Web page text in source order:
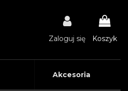
Zaloguj się Koszyk
Akcesoria